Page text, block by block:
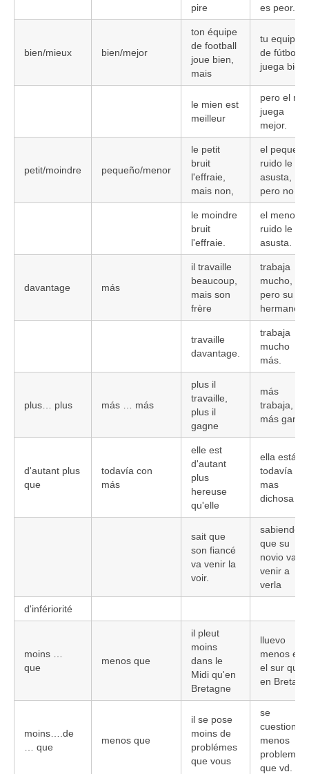
pire
es peor.
bien/mieux bien/mejor
ton équipe
de football
joue bien,
mais
tu equipo
de fútbol
juega bien,
le mien est
meilleur
pero el mío
juega
mejor.
petit/moindre pequeño/menor
le petit
bruit
l'effraie,
mais non,
el pequeño
ruido le le
asusta,
pero no
le moindre
bruit
l'effraie.
el menor
ruido le
asusta.
davantage más
il travaille
beaucoup,
mais son
frère
trabaja
mucho,
pero su
hermano
travaille
davantage.
trabaja
mucho
más.
plus… plus más … más
plus il
travaille,
plus il
gagne
más
trabaja,
más gana.
d'autant plus
que
todavía con
más
elle est
d'autant
plus
hereuse
qu'elle
ella está
todavía
mas
dichosa
sait que
son fiancé
va venir la
voir.
sabiendo
que su
novio va
venir a
verla
d'infériorité
moins …
que
menos que
il pleut
moins
dans le
Midi qu'en
Bretagne
lluevo
menos en
el sur que
en Bretaña
moins….de
… que
menos que
il se pose
moins de
problémes
que vous
se
cuestiona
menos
problemas
que vd.